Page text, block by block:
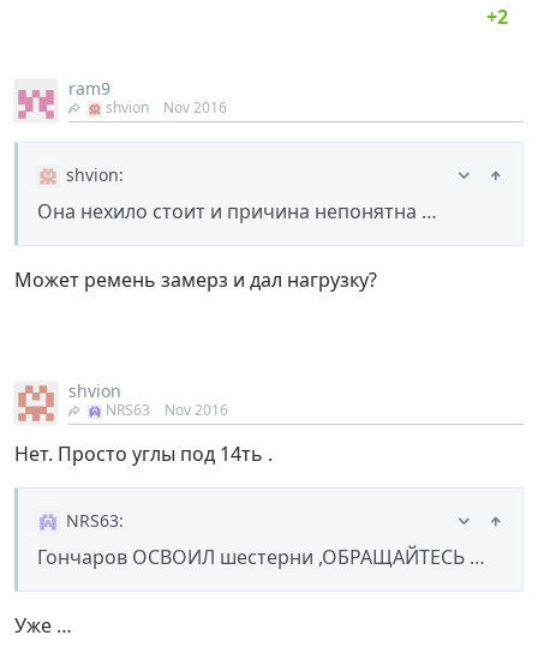
ram9
shvion Nov 2016
shvion:
Она нехило стоит и причина непонятна …
Может ремень замерз и дал нагрузку?
shvion
NRS63 Nov 2016
Нет. Просто углы под 14ть .
NRS63:
Гончаров ОСВОИЛ шестерни ,ОБРАЩАЙТЕСЬ …
Уже …